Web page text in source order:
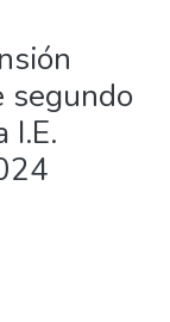
segundo
I.E.